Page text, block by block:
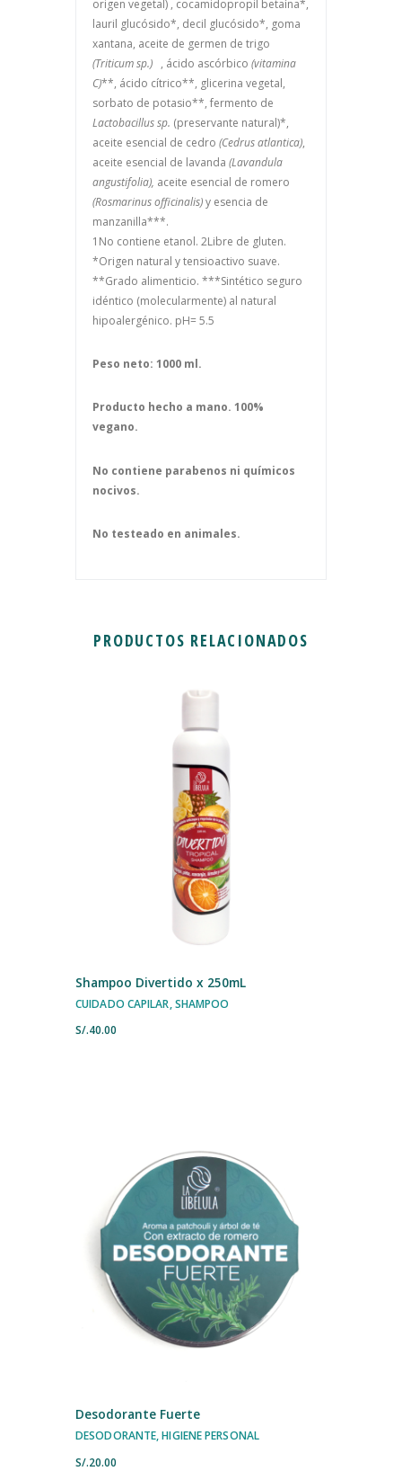
origen vegetal) , cocamidopropil betaína*,
lauril glucósido*, decil glucósido*, goma
xantana, aceite de germen de trigo
(Triticum sp.) , ácido ascórbico (vitamina
C)**, ácido cítrico**, glicerina vegetal,
sorbato de potasio**, fermento de
Lactobacillus sp. (preservante natural)*,
aceite esencial de cedro (Cedrus atlantica),
aceite esencial de lavanda (Lavandula
angustifolia), aceite esencial de romero
(Rosmarinus officinalis)y esencia de
manzanilla***.
1No contiene etanol. 2Libre de gluten.
*Origen natural y tensioactivo suave.
**Grado alimenticio. ***Sintético seguro
idéntico (molecularmente) al natural
hipoalergénico. pH= 5.5
Peso neto: 1000 ml.
Producto hecho a mano. 100%
vegano.
No contiene parabenos ni químicos
nocivos.
No testeado en animales.
PRODUCTOS RELACIONADOS
Shampoo Divertido x 250mL
CUIDADO CAPILAR,SHAMPOO
S/.40.00
Desodorante Fuerte
DESODORANTE,HIGIENE PERSONAL
S/.20.00